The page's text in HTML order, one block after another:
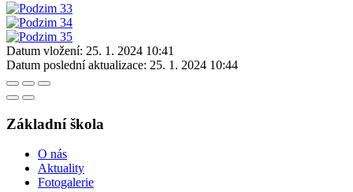
Datum vložení: 25. 1. 2024 10:41
Datum poslední aktualizace: 25. 1. 2024 10:44
Základní škola
O nás
Aktuality
Fotogalerie